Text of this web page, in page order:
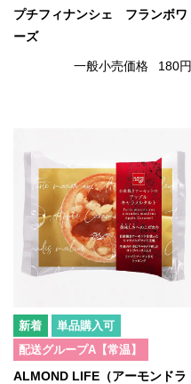
プチフィナンシェ フランボワ
ーズ
一般小売価格 180円
単品購入可
配送グループA【常温】
ALMOND LIFE（アーモンドラ